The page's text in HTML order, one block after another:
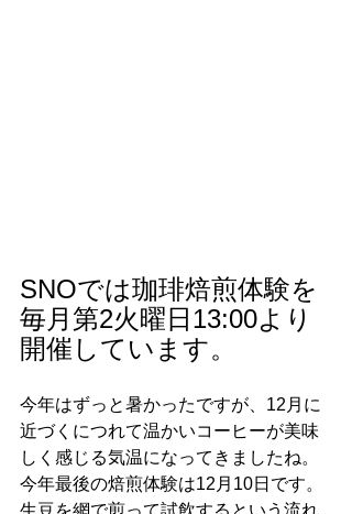
SNOでは珈琲焙煎体験を
毎月第2火曜日13:00より
開催しています。
今年はずっと暑かったですが、12月に
近づくにつれて温かいコーヒーが美味
しく感じる気温になってきましたね。
今年最後の焙煎体験は12月10日です。
生豆を網で煎って試飲するという流れ